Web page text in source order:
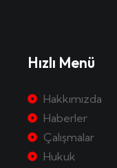
Hızlı Menü
Hakkımızda
Haberler
Çalışmalar
Hukuk